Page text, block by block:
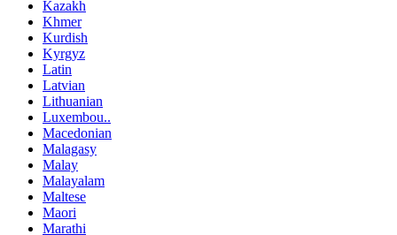
Kazakh
Khmer
Kurdish
Kyrgyz
Latin
Latvian
Lithuanian
Luxembou..
Macedonian
Malagasy
Malay
Malayalam
Maltese
Maori
Marathi